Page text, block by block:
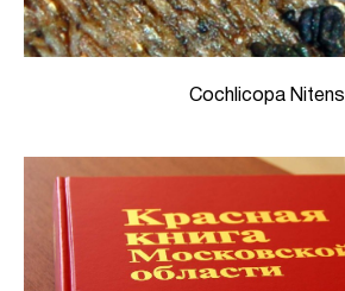
Cochlicopa Nitens